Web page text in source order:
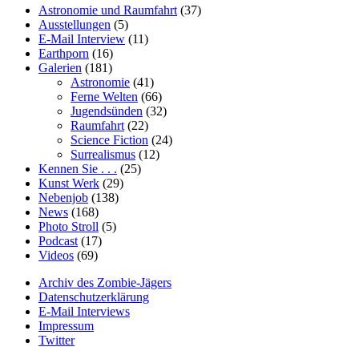
Astronomie und Raumfahrt (37)
Ausstellungen (5)
E-Mail Interview (11)
Earthporn (16)
Galerien (181)
Astronomie (41)
Ferne Welten (66)
Jugendsünden (32)
Raumfahrt (22)
Science Fiction (24)
Surrealismus (12)
Kennen Sie . . . (25)
Kunst Werk (29)
Nebenjob (138)
News (168)
Photo Stroll (5)
Podcast (17)
Videos (69)
Archiv des Zombie-Jägers
Datenschutzerklärung
E-Mail Interviews
Impressum
Twitter